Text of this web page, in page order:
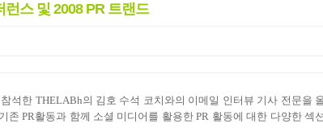
스 및 2008 PR 트랜드
석한 THELABh의 김호 수석 코치와의 이메일 인터뷰 기사 전문을
PR활동과 함께 소셜 미디어를 활용한 PR 활동에 대한 다양한 섹션